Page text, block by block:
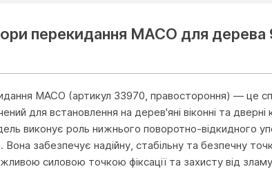
перекидання МАСО для
MACO (артикул 33970, правостороння) — це
для встановлення на дерев'яні віконні та
виконує роль нижнього поворотно-відкидного
забезпечує надійну, стабільну та безпечну
силовою точкою фіксації та захисту від